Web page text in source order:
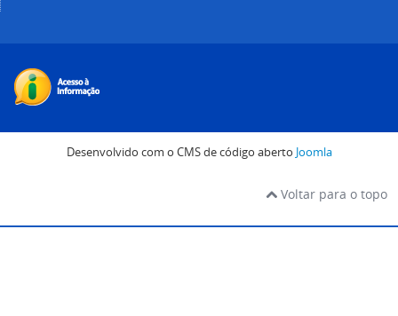
Desenvolvido com o CMS de código aberto Joomla
Voltar para o topo